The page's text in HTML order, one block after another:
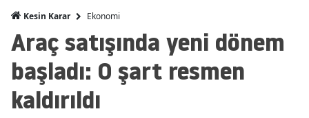
Kahramanmaraş
Kesin Karar Ekonomi
Araç satışında yeni dönem
başladı: O şart resmen
kaldırıldı